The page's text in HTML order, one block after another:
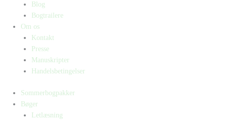
Blog
Bogtrailere
Om os
Kontakt
Presse
Manuskripter
Handelsbetingelser
Sommerbogpakker
Bøger
Letlæsning